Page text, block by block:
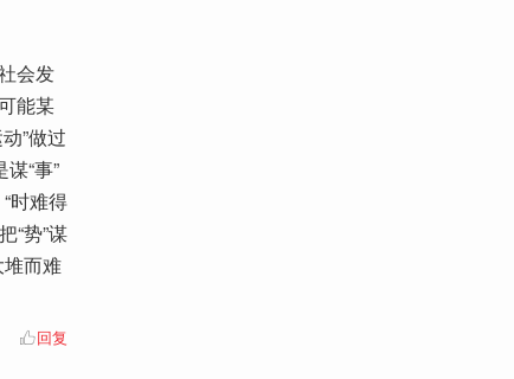
会发
能某
”做过
“事”
时难得
“势”谋
而难
回复